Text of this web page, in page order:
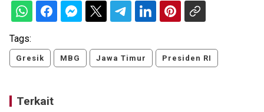
Tags:
Gresik MBG Jawa Timur Presiden RI
Terkait